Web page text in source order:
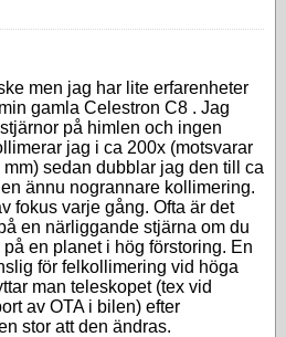
men jag har lite erfarenheter
gamla Celestron C8 . Jag
på himlen och ingen
jag i ca 200x (motsvarar
sedan dubblar jag den till ca
ännu nogrannare kollimering.
fokus varje gång. Ofta är det
en närliggande stjärna om du
en planet i hög förstoring. En
för felkollimering vid höga
man teleskopet (tex vid
av OTA i bilen) efter
stor att den ändras.